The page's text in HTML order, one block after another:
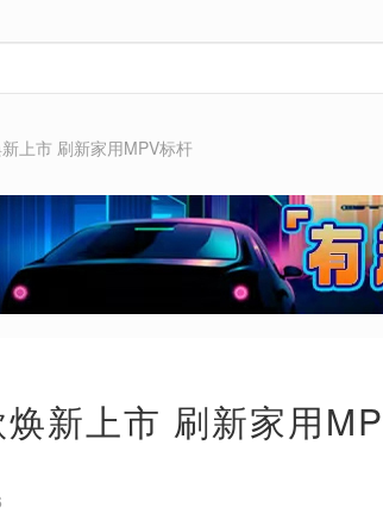
上市 刷新家用MPV标杆
新上市 刷新家用